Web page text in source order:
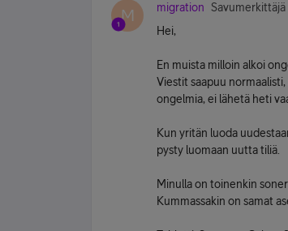
M migration
Savumerkittäjä
Hei,
En muista milloin alkoi
Viestit saapuu
ongelmia, ei lähetä heti
Kun yritän luoda
pysty luomaan uutta tiliä.
Minulla on toinenkin
Kummassakin on samat